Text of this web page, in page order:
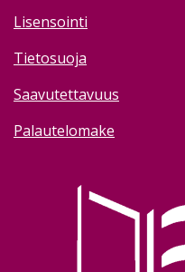
Lisensointi
Tietosuoja
Saavutettavuus
Palautelomake